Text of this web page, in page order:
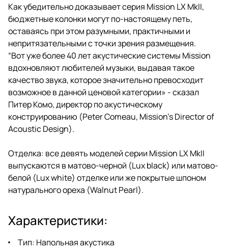
Как убедительно доказывает серия Mission LX MkII,
бюджетные колонки могут по-настоящему петь,
оставаясь при этом разумными, практичными и
непритязательными с точки зрения размещения.
“Вот уже более 40 лет акустические системы Mission
вдохновляют любителей музыки, выдавая такое
качество звука, которое значительно превосходит
возможное в данной ценовой категории» - сказал
Питер Комо, директор по акустическому
конструированию (Peter Comeau, Mission’s Director of
Acoustic Design).
Отделка: все девять моделей серии Mission LX MkII
выпускаются в матово-черной (Lux black) или матово-
белой (Lux white) отделке или же покрытые шпоном
натурального ореха (Walnut Pearl).
Характеристики:
Тип: Напольная акустика